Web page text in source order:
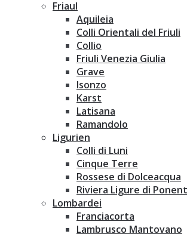
Friaul
Aquileia
Colli Orientali del Friuli
Collio
Friuli Venezia Giulia
Grave
Isonzo
Karst
Latisana
Ramandolo
Ligurien
Colli di Luni
Cinque Terre
Rossese di Dolceacqua
Riviera Ligure di
Lombardei
Franciacorta
Lambrusco Mantovano